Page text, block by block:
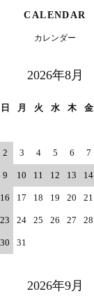
CALENDAR
カレンダー
2026年8月
日 月 火 水 木 金
2 3 4 5 6 7
9 10 11 12 13 14
16 17 18 19 20 21
23 24 25 26 27 28
30 31
2026年9月